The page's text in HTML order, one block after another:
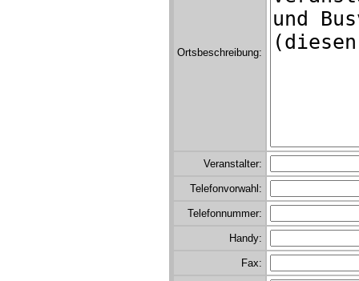
Ortsbeschreibung:
Veranstalter:
Telefonvorwahl:
Telefonnummer:
Handy:
Fax: